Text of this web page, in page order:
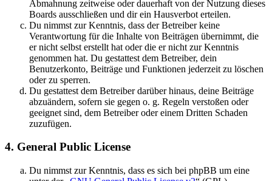
Abmahnung zeitweise oder dauerhaft von der Nutzung dieses
Boards ausschließen und dir ein Hausverbot erteilen.
Du nimmst zur Kenntnis, dass der Betreiber keine
Verantwortung für die Inhalte von Beiträgen übernimmt, die
er nicht selbst erstellt hat oder die er nicht zur Kenntnis
genommen hat. Du gestattest dem Betreiber, dein
Benutzerkonto, Beiträge und Funktionen jederzeit zu löschen
oder zu sperren.
Du gestattest dem Betreiber darüber hinaus, deine Beiträge
abzuändern, sofern sie gegen o. g. Regeln verstoßen oder
geeignet sind, dem Betreiber oder einem Dritten Schaden
zuzufügen.
4. General Public License
Du nimmst zur Kenntnis, dass es sich bei phpBB um eine